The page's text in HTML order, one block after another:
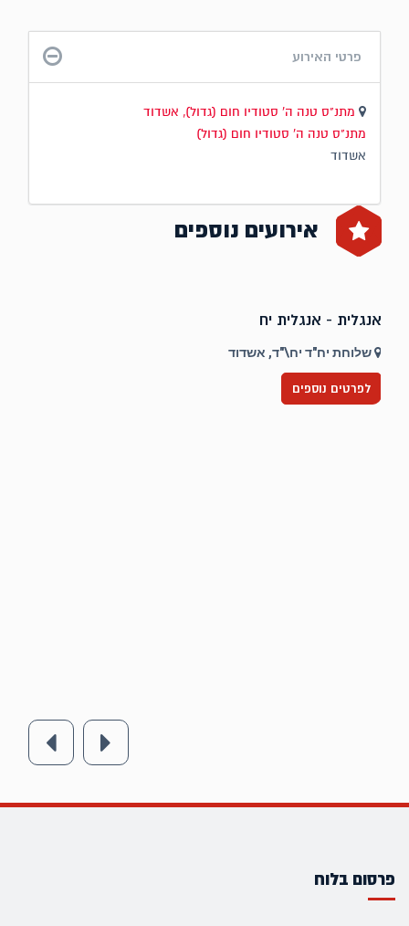
פרטי האירוע
מתנ"ס טנה ה' סטודיו חום (גדול), אשדוד
מתנ"ס טנה ה' סטודיו חום (גדול)
אשדוד
אירועים נוספים
אנגלית - אנגלית יח
שלוחת יח"ד יח\"ד, אשדוד
לפרטים נוספים
פרסום בלוח